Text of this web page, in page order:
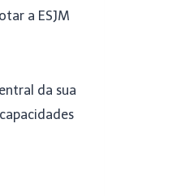
a ESJM
da sua